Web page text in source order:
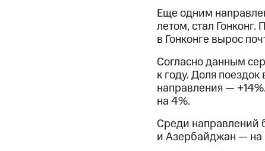
Еще одним
летом, стал
в Гонконге вырос
Согласно данным
к году. Доля
направления —
на 4%.
Среди направлений
и Азербайджан —